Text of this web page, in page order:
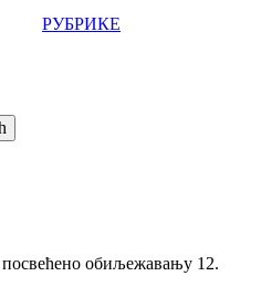
РУБРИКЕ
обиљежавању 12.